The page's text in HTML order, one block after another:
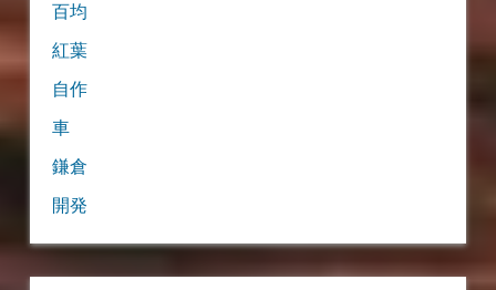
百均
紅葉
自作
車
鎌倉
開発